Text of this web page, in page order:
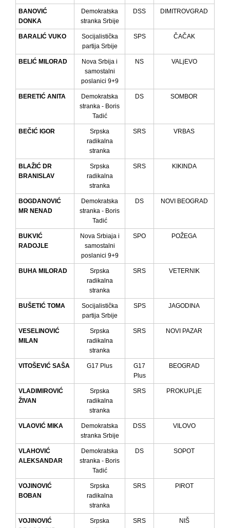
BANOVIĆ
DONKA
Demokratska
stranka Srbije
DSS DIMITROVGRAD
BARALIĆ VUKO
Socijalistička
partija Srbije
SPS ČAČAK
BELIĆ MILORAD
Nova Srbija i
samostalni
poslanici 9+9
NS VALjEVO
BERETIĆ ANITA
Demokratska
stranka - Boris
Tadić
DS SOMBOR
BEČIĆ IGOR
Srpska
radikalna
stranka
SRS VRBAS
BLAŽIĆ DR
BRANISLAV
Srpska
radikalna
stranka
SRS KIKINDA
BOGDANOVIĆ
MR NENAD
Demokratska
stranka - Boris
Tadić
DS NOVI BEOGRAD
BUKVIĆ
RADOJLE
Nova Srbiaja i
samostalni
poslanici 9+9
SPO POŽEGA
BUHA MILORAD
Srpska
radikalna
stranka
SRS VETERNIK
BUŠETIĆ TOMA
Socijalistička
partija Srbije
SPS JAGODINA
VESELINOVIĆ
MILAN
Srpska
radikalna
stranka
SRS NOVI PAZAR
VITOŠEVIĆ SAŠA G17 Plus
G17
Plus
BEOGRAD
VLADIMIROVIĆ
ŽIVAN
Srpska
radikalna
stranka
SRS PROKUPLjE
VLAOVIĆ MIKA
Demokratska
stranka Srbije
DSS VILOVO
VLAHOVIĆ
ALEKSANDAR
Demokratska
stranka - Boris
Tadić
DS SOPOT
VOJINOVIĆ
BOBAN
Srpska
radikalna
stranka
SRS PIROT
VOJINOVIĆ
Srpska
SRS NIŠ